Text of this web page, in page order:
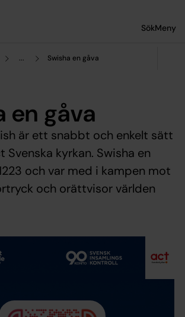
SökMeny
... Swisha en gåva
en gåva
är ett snabbt och enkelt sätt
kyrkan. Swisha en
och var med i kampen mot
och orättvisor världen